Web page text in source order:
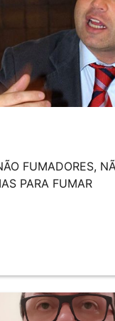
FUMADORES,
PARA FUMAR